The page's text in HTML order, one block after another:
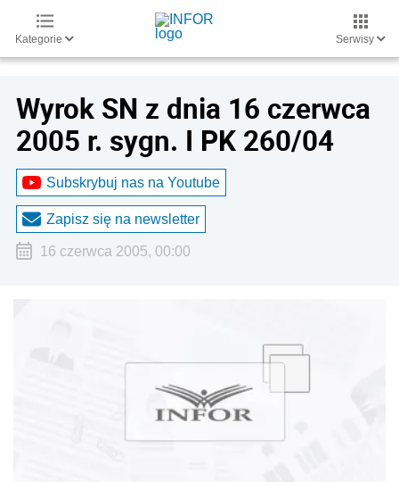
Kategorie Serwisy
Wyrok SN z dnia 16 czerwca
2005 r. sygn. I PK 260/04
Subskrybuj nas na Youtube
Zapisz się na newsletter
16 czerwca 2005, 00:00